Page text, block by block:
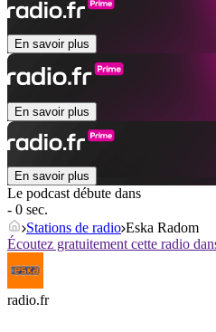
En savoir plus
En savoir plus
En savoir plus
Le podcast débute dans
- 0 sec.
Stations de radio Eska Radom
Écoutez gratuitement cette radio
radio.fr